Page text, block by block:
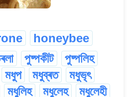
honeybee
পুষ্পকীট
পুষ্পলিহ
মধুপ মধুব্ৰত
মধুভৃৎ
মধুলিহ মধুলেহ
মধুলেহী